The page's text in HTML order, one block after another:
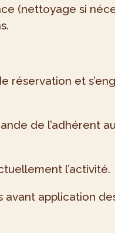
(nettoyage si
réservation et
de l’adhérent
l’activité.
avant application